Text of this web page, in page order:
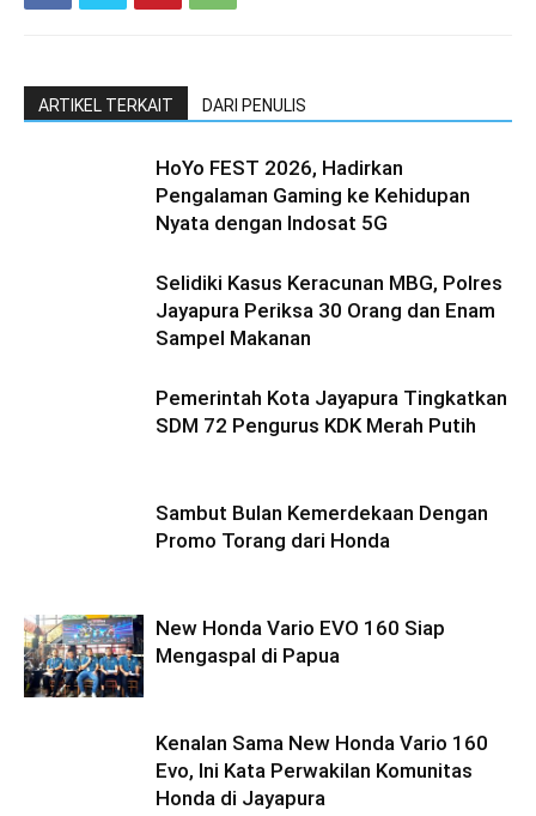
ARTIKEL TERKAIT DARI PENULIS
HoYo FEST 2026, Hadirkan
Pengalaman Gaming ke Kehidupan
Nyata dengan Indosat 5G
Selidiki Kasus Keracunan MBG, Polres
Jayapura Periksa 30 Orang dan Enam
Sampel Makanan
Pemerintah Kota Jayapura Tingkatkan
SDM 72 Pengurus KDK Merah Putih
Sambut Bulan Kemerdekaan Dengan
Promo Torang dari Honda
New Honda Vario EVO 160 Siap
Mengaspal di Papua
Kenalan Sama New Honda Vario 160
Evo, Ini Kata Perwakilan Komunitas
Honda di Jayapura